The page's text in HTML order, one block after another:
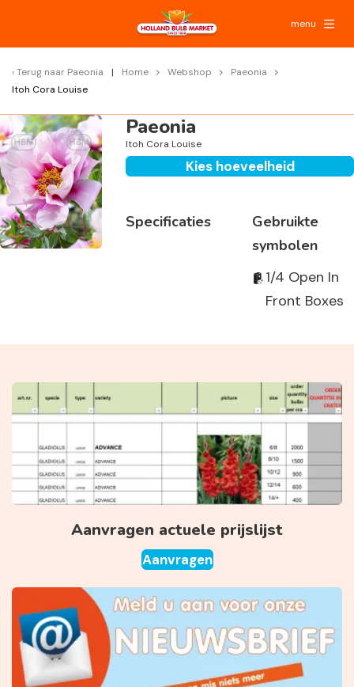
menu
Terug naar Paeonia Home Webshop
Paeonia
Itoh Cora Louise
Paeonia
Itoh Cora Louise
Kies hoeveelheid
Specificaties
Gebruikte
symbolen
1/4 Open In
Front Boxes
Aanvragen actuele prijslijst
Aanvragen